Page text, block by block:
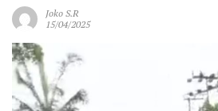
Joko S.R
15/04/2025